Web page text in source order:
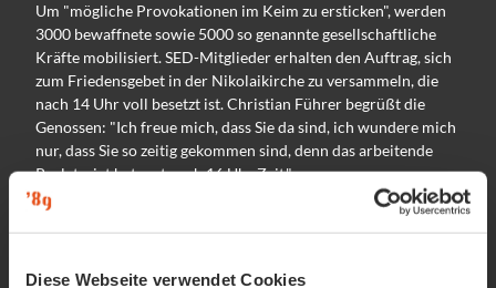
Diese Webseite verwendet Cookies
Um "mögliche Provokationen im Keim zu ersticken", werden
3000 bewaffnete sowie 5000 so genannte gesellschaftliche
Kräfte mobilisiert. SED-Mitglieder erhalten den Auftrag, sich
zum Friedensgebet in der Nikolaikirche zu versammeln, die
nach 14 Uhr voll besetzt ist. Christian Führer begrüßt die
Genossen: "Ich freue mich, dass Sie da sind, ich wundere mich
nur, dass Sie so zeitig gekommen sind, denn das arbeitende
Proletariat hat erst nach 16 Uhr Zeit."
Kurz vor 16 Uhr versammeln sich vor der bereits überfüllten